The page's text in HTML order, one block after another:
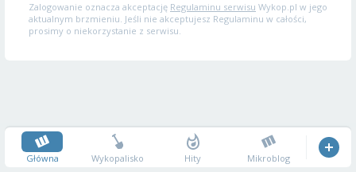
Zalogowanie oznacza akceptację Regulaminu serwisu Wykop.pl w jego
aktualnym brzmieniu. Jeśli nie akceptujesz Regulaminu w całości,
prosimy o niekorzystanie z serwisu.
Główna Wykopalisko Hity Mikroblog